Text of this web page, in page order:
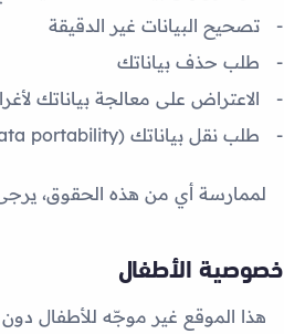
تصحيح البيانات غير الدقيقة
طلب حذف بياناتك
الاعتراض على معالجة بياناتك
طلب نقل بياناتك (data portability) حيث ينطبق القانون
لممارسة أي من هذه الحقوق،
خصوصية الأطفال